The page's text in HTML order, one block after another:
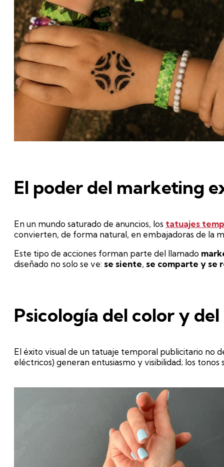
El poder del marketing
En un mundo saturado de anuncios, los tatuajes
convierten, de forma natural, en embajadoras de la
Este tipo de acciones forman parte del llamado
diseñado no solo se ve: se siente, se comparte y se
Psicología del color y
El éxito visual de un tatuaje temporal publicitario no
eléctricos) generan entusiasmo y visibilidad; los